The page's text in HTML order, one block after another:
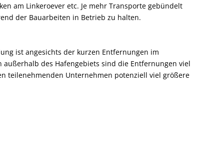
am Linkeroever etc. Je mehr Transporte gebündelt
der Bauarbeiten in Betrieb zu halten.
ist angesichts der kurzen Entfernungen im
des Hafengebiets sind die Entfernungen viel
teilenehmenden Unternehmen potenziell viel größere